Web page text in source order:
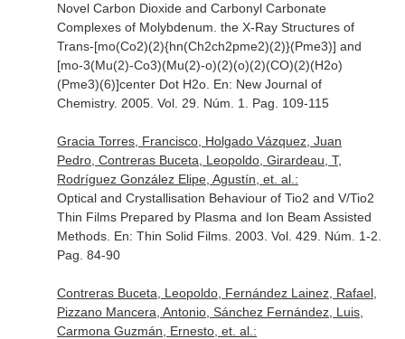
Novel Carbon Dioxide and Carbonyl Carbonate
Complexes of Molybdenum. the X-Ray Structures of
Trans-[mo(Co2)(2){hn(Ch2ch2pme2)(2)}(Pme3)] and
[mo-3(Mu(2)-Co3)(Mu(2)-o)(2)(o)(2)(CO)(2)(H2o)
(Pme3)(6)]center Dot H2o. En: New Journal of
Chemistry. 2005. Vol. 29. Núm. 1. Pag. 109-115
Gracia Torres, Francisco, Holgado Vázquez, Juan
Pedro, Contreras Buceta, Leopoldo, Girardeau, T,
Rodríguez González Elipe, Agustín, et. al.:
Optical and Crystallisation Behaviour of Tio2 and V/Tio2
Thin Films Prepared by Plasma and Ion Beam Assisted
Methods. En: Thin Solid Films. 2003. Vol. 429. Núm. 1-2.
Pag. 84-90
Contreras Buceta, Leopoldo, Fernández Lainez, Rafael,
Pizzano Mancera, Antonio, Sánchez Fernández, Luis,
Carmona Guzmán, Ernesto, et. al.: